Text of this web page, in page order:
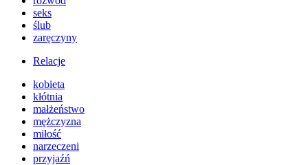
seks
ślub
zaręczyny
Relacje
kobieta
kłótnia
małżeństwo
mężczyzna
miłość
narzeczeni
przyjaźń